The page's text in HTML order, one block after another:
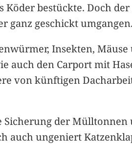
bestückte. Doch der
ganz geschickt umgangen.
Insekten,
auch den Carport mit
von künftigen
der Mülltonnen
auch ungeniert